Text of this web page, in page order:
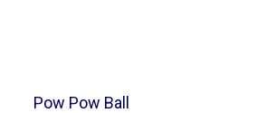
Pow Pow Ball